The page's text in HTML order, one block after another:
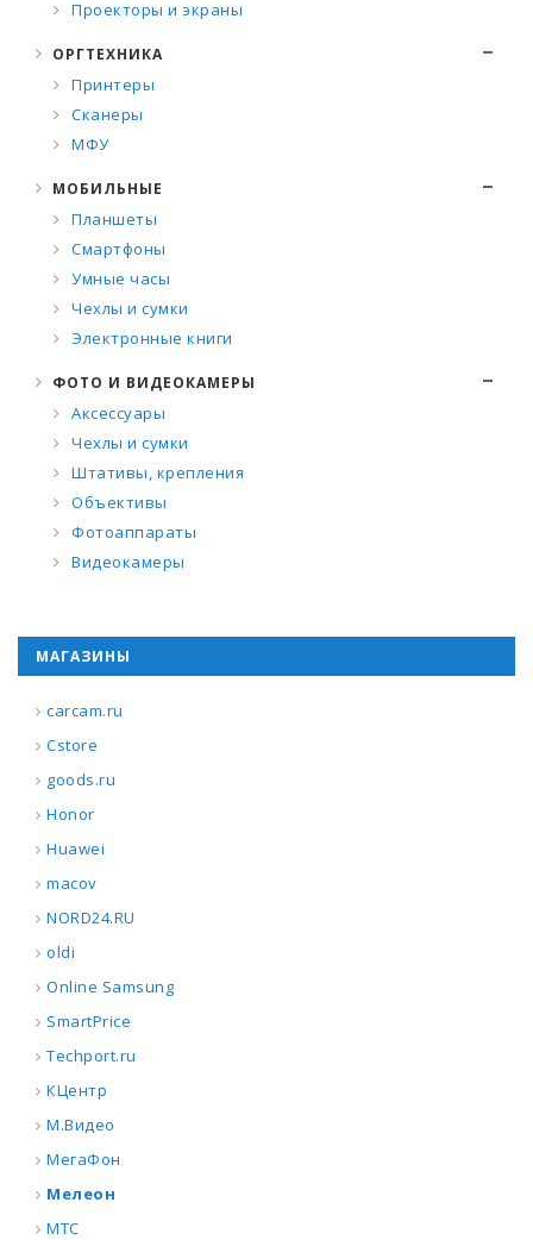
Проекторы и экраны
ОРГТЕХНИКА
Принтеры
Сканеры
МФУ
МОБИЛЬНЫЕ
Планшеты
Смартфоны
Умные часы
Чехлы и сумки
Электронные книги
ФОТО И ВИДЕОКАМЕРЫ
Аксессуары
Чехлы и сумки
Штативы, крепления
Объективы
Фотоаппараты
Видеокамеры
МАГАЗИНЫ
carcam.ru
Cstore
goods.ru
Honor
Huawei
macov
NORD24.RU
oldi
Online Samsung
SmartPrice
Techport.ru
КЦентр
М.Видео
МегаФон
Мелеон
МТС